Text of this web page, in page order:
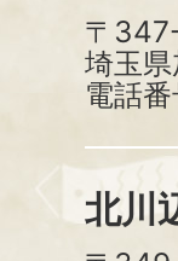
〒
埼玉
電話
北川